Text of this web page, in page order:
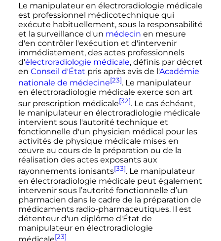
Le manipulateur en électroradiologie médicale
est professionnel médicotechnique qui
exécute habituellement, sous la responsabilité
et la surveillance d'un médecin en mesure
d'en contrôler l'exécution et d'intervenir
immédiatement, des actes professionnels
d'électroradiologie médicale, définis par décret
en Conseil d'État pris après avis de l'Académie
nationale de médecine[23]. Le manipulateur
en électroradiologie médicale exerce son art
sur prescription médicale[32]. Le cas échéant,
le manipulateur en électroradiologie médicale
intervient sous l'autorité technique et
fonctionnelle d'un physicien médical pour les
activités de physique médicale mises en
œuvre au cours de la préparation ou de la
réalisation des actes exposants aux
rayonnements ionisants[33]. Le manipulateur
en électroradiologie médicale peut également
intervenir sous l’autorité fonctionnelle d’un
pharmacien dans le cadre de la préparation de
médicaments radio-pharmaceutiques. Il est
détenteur d'un diplôme d'État de
manipulateur en électroradiologie
[23]